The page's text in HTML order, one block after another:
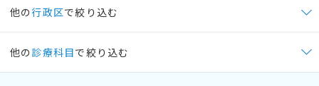
他の行政区で絞り込む
他の 診療科目で絞り込む